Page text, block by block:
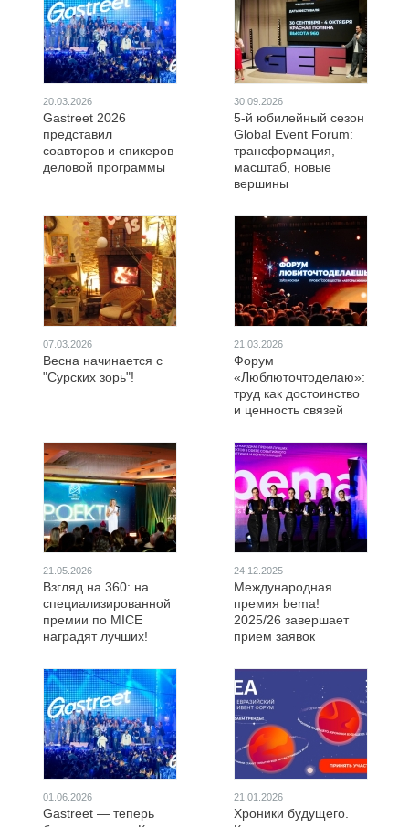
20.03.2026
Gastreet 2026
представил
соавторов и спикеров
деловой программы
30.09.2026
5-й юбилейный сезон
Global Event Forum:
трансформация,
масштаб, новые
вершины
07.03.2026
Весна начинается с
"Сурских зорь"!
21.03.2026
Форум
«Люблюточтоделаю»:
труд как достоинство
и ценность связей
21.05.2026
Взгляд на 360: на
специализированной
премии по MICE
наградят лучших!
24.12.2025
Международная
премия bema!
2025/26 завершает
прием заявок
01.06.2026
Gastreet — теперь
21.01.2026
Хроники будущего.